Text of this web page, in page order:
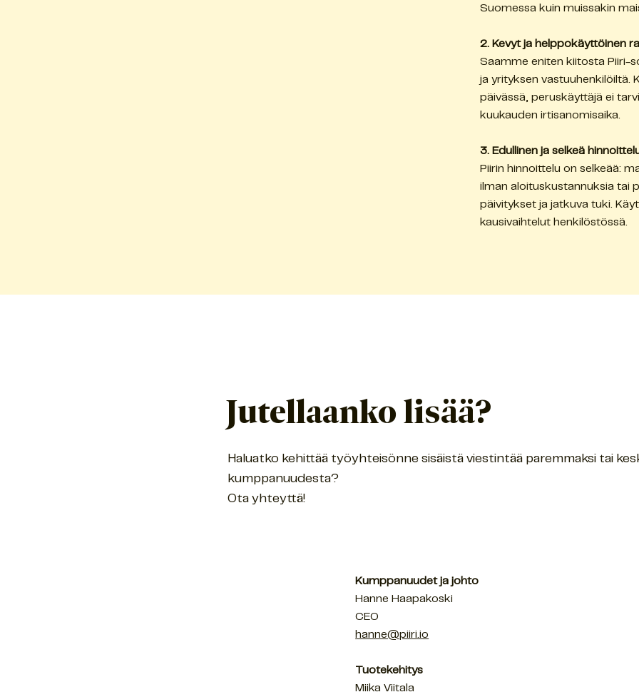
Suomessa kuin muissakin
2. Kevyt ja helppokäyttöinen
Saamme eniten kiitosta Piiri-
ja yrityksen vastuuhenkilöiltä.
päivässä, peruskäyttäjä ei
kuukauden irtisanomisaika.
3. Edullinen ja selkeä
Piirin hinnoittelu on selkeää:
ilman aloituskustannuksia tai
päivitykset ja jatkuva tuki.
kausivaihtelut henkilöstössä.
Jutellaanko lisää?
Haluatko kehittää työyhteisönne sisäistä viestintää paremmaksi tai
kumppanuudesta?
Ota yhteyttä!
Kumppanuudet ja johto
Hanne Haapakoski
CEO
hanne@piiri.io
Tuotekehitys
Miika Viitala